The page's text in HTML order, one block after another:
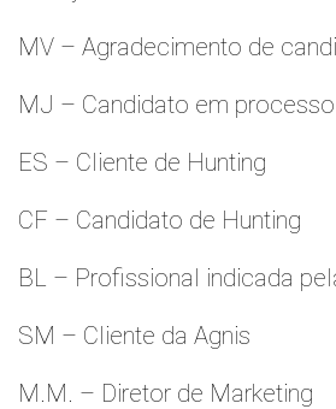
MV – Agradecimento de
MJ – Candidato em
ES – Cliente de Hunting
CF – Candidato de Hunting
BL – Profissional indicada
SM – Cliente da Agnis
M.M. – Diretor de Marketing